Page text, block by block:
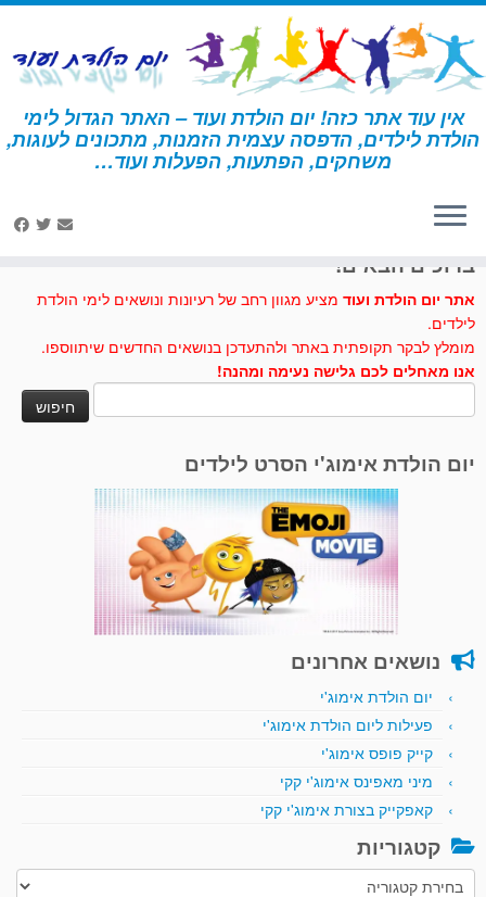
דלג
לתוכן
אין עוד אתר כזה! יום הולדת ועוד – האתר הגדול לימי
הולדת לילדים, הדפסה עצמית הזמנות, מתכונים לעוגות,
משחקים, הפתעות, הפעלות ועוד… דף הבית » קרם נצנצים
ברוכים הבאים!
אתר יום הולדת ועוד מציע מגוון רחב של רעיונות ונושאים לימי הולדת
לילדים.
מומלץ לבקר תקופתית באתר ולהתעדכן בנושאים החדשים שיתווספו.
אנו מאחלים לכם גלישה נעימה ומהנה!
יום הולדת אימוג'י הסרט לילדים
נושאים אחרונים
יום הולדת אימוג'י
פעילות ליום הולדת אימוג'י
קייק פופס אימוג'י
מיני מאפינס אימוג'י קקי
קאפקייק בצורת אימוג'י קקי
קטגוריות
קטגוריות